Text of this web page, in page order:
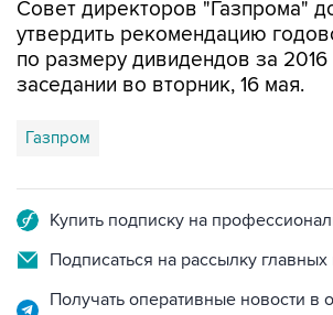
по размеру дивидендов за 2016
заседании во вторник, 16 мая.
Газпром
Подписаться на рассылку главных
Получать оперативные новости в